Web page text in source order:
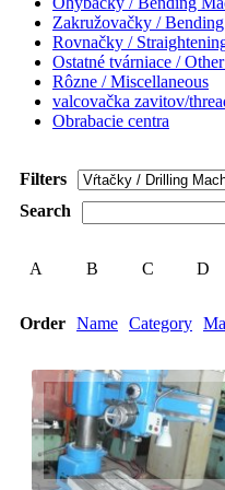
Zakružovačky /
Rovnačky /
Ostatné tvárniace /
Rôzne / Miscellaneous
valcovačka zavitov/
Obrabacie centra
Filters
Search
A B C D
Order Name Category